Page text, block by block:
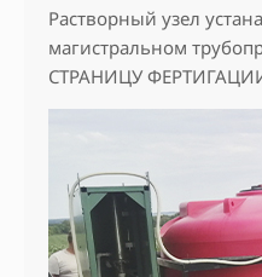
Растворный узел
магистральном
СТРАНИЦУ